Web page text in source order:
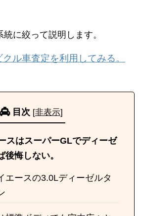
に絞って説明します。
ル車査定を利用してみる。
目次 [非表示]
スはスーパーGLでディーゼ
後悔しない。
エースの3.0Lディーゼルタ